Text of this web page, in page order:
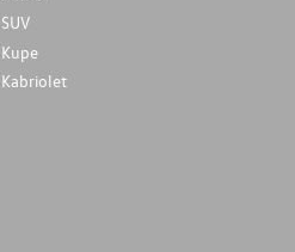
SUV
Kupe
Kabriolet